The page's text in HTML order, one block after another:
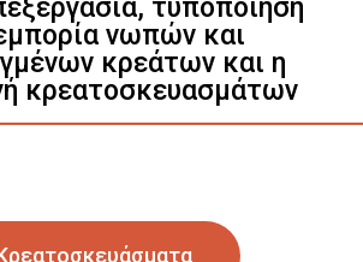
τυποποίηση
νωπών και
κρεάτων και η
κρεατοσκευασμάτων